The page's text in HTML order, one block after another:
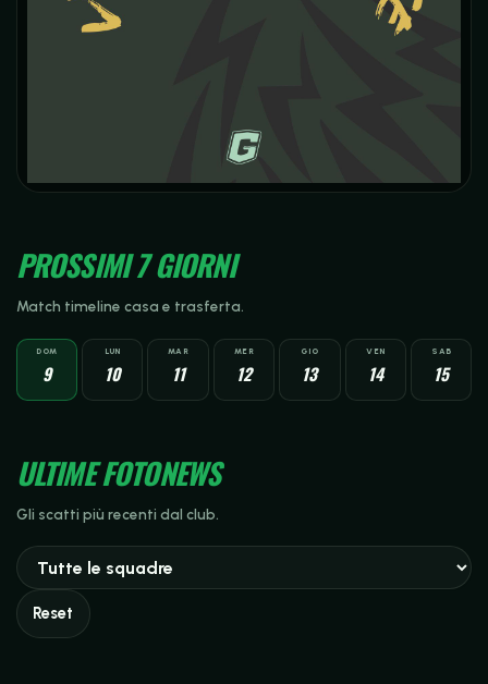
PROSSIMI 7 GIORNI
Match timeline casa e trasferta.
DOM
9
LUN
10
MAR
11
MER
12
GIO
13
VEN
14
SAB
15
ULTIME FOTONEWS
Gli scatti più recenti dal club.
Reset